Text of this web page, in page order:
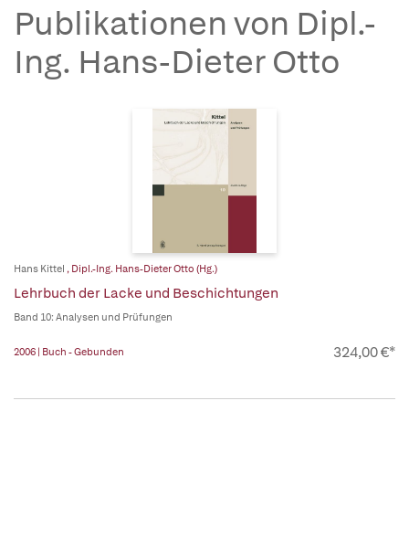
Publikationen von Dipl.-
Ing. Hans-Dieter Otto
Hans Kittel , Dipl.-Ing. Hans-Dieter Otto (Hg.)
Lehrbuch der Lacke und Beschichtungen
Band 10: Analysen und Prüfungen
2006 | Buch - Gebunden 324,00 €*